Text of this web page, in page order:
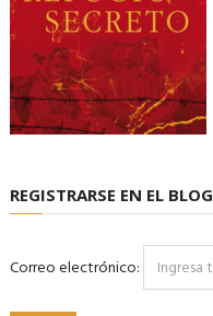
REGISTRARSE EN EL BLOG
Correo electrónico: